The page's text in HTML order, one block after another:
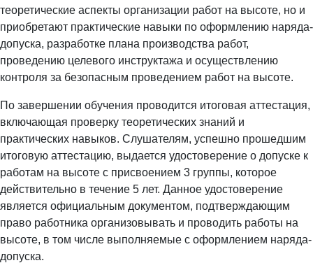
теоретические аспекты организации работ на высоте, но и
приобретают практические навыки по оформлению наряда-
допуска, разработке плана производства работ,
проведению целевого инструктажа и осуществлению
контроля за безопасным проведением работ на высоте.
По завершении обучения проводится итоговая аттестация,
включающая проверку теоретических знаний и
практических навыков. Слушателям, успешно прошедшим
итоговую аттестацию, выдается удостоверение о допуске к
работам на высоте с присвоением 3 группы, которое
действительно в течение 5 лет. Данное удостоверение
является официальным документом, подтверждающим
право работника организовывать и проводить работы на
высоте, в том числе выполняемые с оформлением наряда-
допуска.